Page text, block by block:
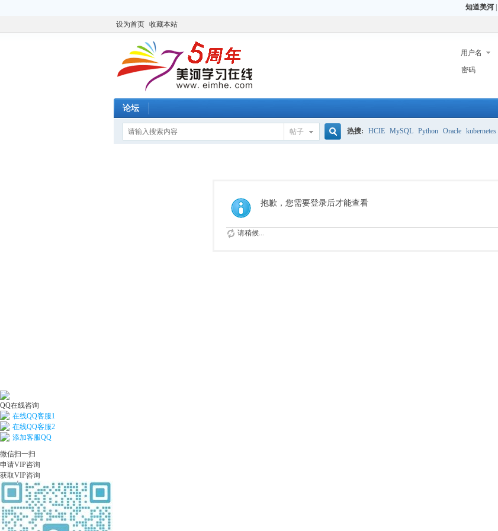
知道美河|
设为首页 收藏本站
用户名
密码
论坛
帖子
索
热搜: HCIE MySQL Python Oracle kubernetes
抱歉，您需要登录后才能查看
请稍候...
QQ在线咨询
在线QQ客服1
在线QQ客服2
添加客服QQ
微信扫一扫
申请VIP咨询
获取VIP咨询